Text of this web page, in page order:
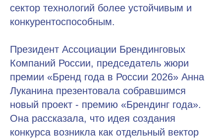
сектор технологий более устойчивым и
конкурентоспособным.
Президент Ассоциации Брендинговых
Компаний России, председатель жюри
премии «Бренд года в России 2026» Анна
Луканина презентовала собравшимся
новый проект - премию «Брендинг года».
Она рассказала, что идея создания
конкурса возникла как отдельный вектор